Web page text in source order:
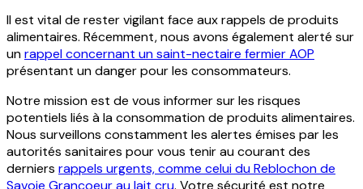
Il est vital de rester vigilant face aux rappels de produits
alimentaires. Récemment, nous avons également alerté sur
unrappel concernant un saint-nectaire fermier AOP
présentant un danger pour les consommateurs.
Notre mission est de vous informer sur les risques
potentiels liés à la consommation de produits alimentaires.
Nous surveillons constamment les alertes émises par les
autorités sanitaires pour vous tenir au courant des
derniers rappels urgents, comme celui du Reblochon de